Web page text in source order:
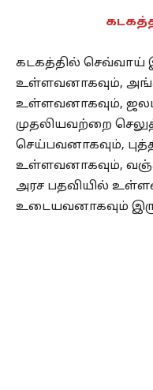
கட
கடகத்தில் செவ்வாய்
உள்ளவனாகவும்,
உள்ளவனாகவும்,
முதலியவற்றை
செய்பவனாகவும்,
உள்ளவனாகவும்,
அரச பதவியில்
உடையவனாகவும்